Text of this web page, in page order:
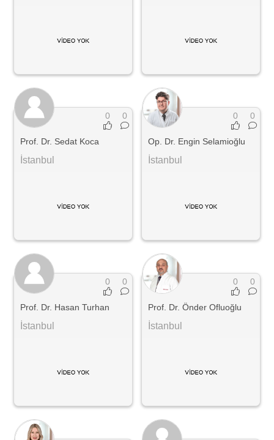
0 0
Prof. Dr. Sedat Koca
İstanbul
0 0
Op. Dr. Engin Selamioğlu
İstanbul
0 0
Prof. Dr. Hasan Turhan
İstanbul
0 0
Prof. Dr. Önder Ofluoğlu
İstanbul